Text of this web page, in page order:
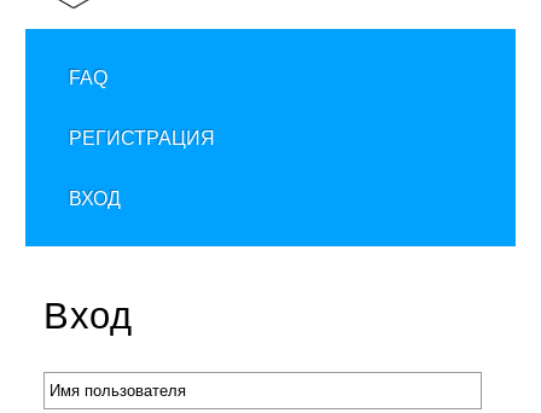
FAQ
РЕГИСТРАЦИЯ
ВХОД
Вход